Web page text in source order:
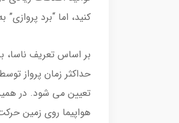
کنید، اما “برد
بر اساس تعریف ناسا،
حداکثر زمان پرواز
تعیین می شود. در
هواپیما روی زمین